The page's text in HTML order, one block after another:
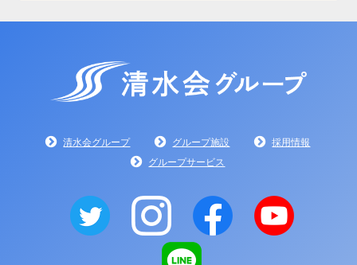
清水会グループ グループ施設
採用情報
グループサービス